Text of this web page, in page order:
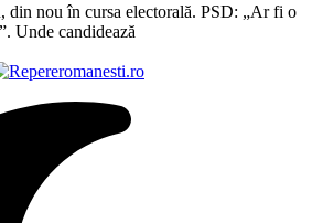
din nou în cursa electorală. PSD: „Ar fi o
Unde candidează